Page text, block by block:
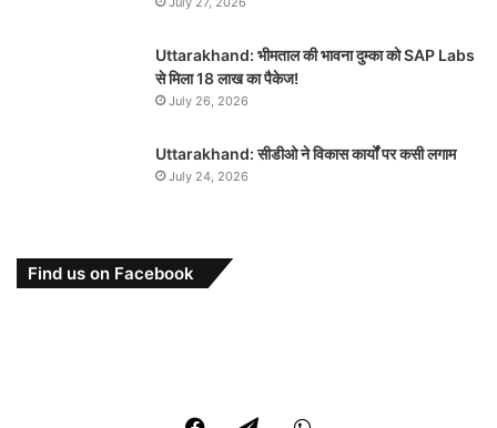
Uttarakhand: भीमताल की भावना दुम्का को SAP Labs
से मिला 18 लाख का पैकेज!
July 26, 2026
Uttarakhand: सीडीओ ने विकास कार्यों पर कसी लगाम
July 24, 2026
Find us on Facebook